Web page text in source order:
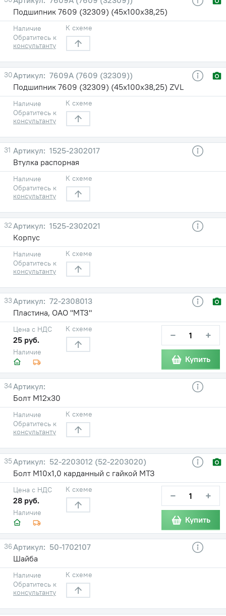
Подшипник 7609 (32309) (45х100х38,25)
Наличие
Обратитесь к
консультанту
К схеме
30
7609А (7609 (32309))
Подшипник 7609 (32309) (45х100х38,25) ZVL
Наличие
Обратитесь к
консультанту
К схеме
31
1525-2302017
Втулка распорная
Наличие
Обратитесь к
консультанту
К схеме
32
1525-2302021
Корпус
Наличие
Обратитесь к
консультанту
К схеме
33
72-2308013
Пластина, ОАО "МТЗ"
Наличие
Цена с НДС
25 руб.
К схеме − +
Купить
34
Болт М12х30
Наличие
Обратитесь к
консультанту
К схеме
35
52-2203012 (52-2203020)
Болт М10х1,0 карданный с гайкой МТЗ
Наличие
Цена с НДС
28 руб.
К схеме − +
Купить
36
50-1702107
Шайба
Наличие
Обратитесь к
консультанту
К схеме